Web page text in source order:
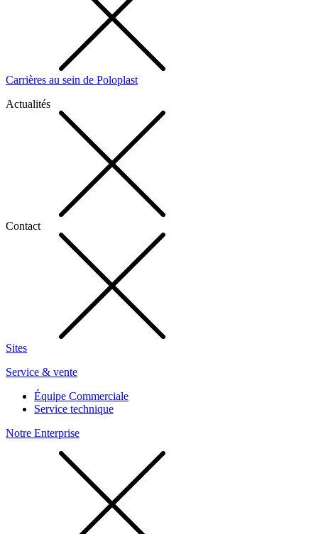
Carrières au sein de Poloplast
Actualités
Contact
Sites
Service & vente
Équipe Commerciale
Service technique
Notre Enterprise